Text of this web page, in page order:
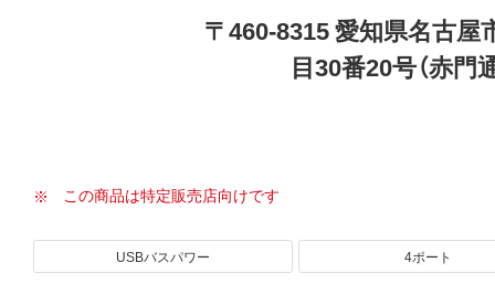
〒460-8315 愛知県名古屋
目30番20号（赤門
この商品は特定販売店向けです
USBバスパワー 4ポート